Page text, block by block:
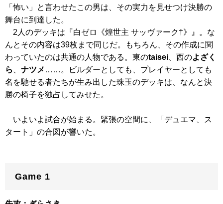
「怖い」と言わせたこの男は、その実力を見せつけ決勝の
舞台に到達した。
2人のデッキは『白ゼロ
《煌世主 サッヴァーク†》
』。な
んとその内容は39枚まで同じだ。もちろん、その作成に関
わっていたのは共通の人物である。東のtaisei 、西のよざく
ら
ナツメ ……。ビルダーとしても、プレイヤーとしても
名を馳せる者たちが生み出した珠玉のデッキは、なんと決
勝の椅子を独占してみせた。
いよいよ試合が始まる。緊張の空間に、「デュエマ、ス
タート」の合図が響いた。
Game 1